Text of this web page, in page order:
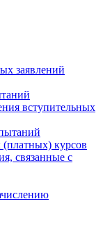
заявлений
вступительных
(платных) курсов
связанные с